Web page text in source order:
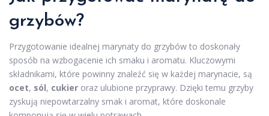
grzybów?
Przygotowanie idealnej marynaty do grzybów to doskonały
sposób na wzbogacenie ich smaku i aromatu. Kluczowymi
składnikami, które powinny znaleźć się w każdej marynacie, są
ocet, sól, cukier oraz ulubione przyprawy. Dzięki temu grzyby
zyskują niepowtarzalny smak i aromat, które doskonale